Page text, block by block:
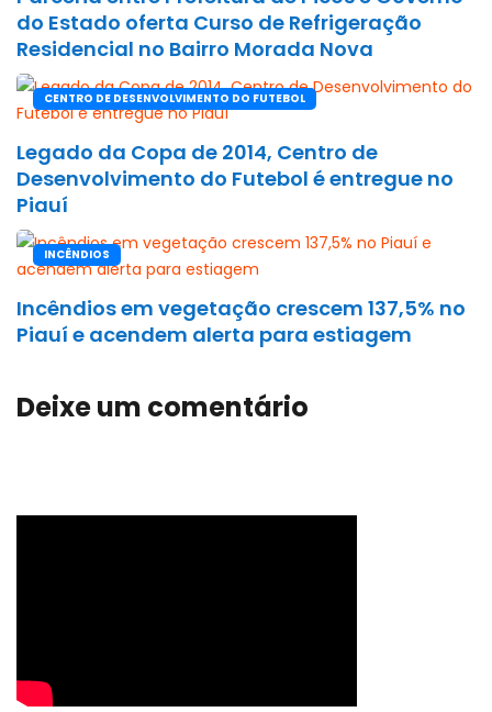
do Estado oferta Curso de Refrigeração
Residencial no Bairro Morada Nova
CENTRO DE DESENVOLVIMENTO DO FUTEBOL
Legado da Copa de 2014, Centro de
Desenvolvimento do Futebol é entregue no
Piauí
INCÊNDIOS
Incêndios em vegetação crescem 137,5% no
Piauí e acendem alerta para estiagem
Deixe um comentário